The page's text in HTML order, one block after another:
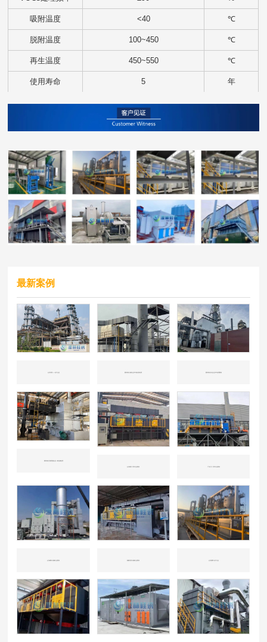
吸附温度 <40 ℃
脱附温度 100~450 ℃
再生温度 450~550 ℃
使用寿命 5 年
最新案例
国内知名垃圾焚烧企业一氧化碳处理
山东潍坊-汽车行业喷涂 广东江门-汽车行业喷涂
山东威海-机械行业喷涂 新疆兵团-机械行业喷涂 山东淄博-化工行业